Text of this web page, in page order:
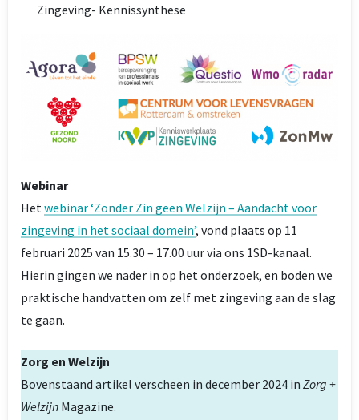
Zingeving- Kennissynthese
Webinar
Hetwebinar ‘Zonder Zin geen Welzijn – Aandacht voor
zingeving in het sociaal domein’, vond plaats op 11
februari 2025 van 15.30 – 17.00 uur via ons 1SD-kanaal.
Hierin gingen we nader in op het onderzoek, en boden we
praktische handvatten om zelf met zingeving aan de slag
te gaan.
Zorg en Welzijn
Bovenstaand artikel verscheen in december 2024 in Zorg +
Welzijn Magazine.